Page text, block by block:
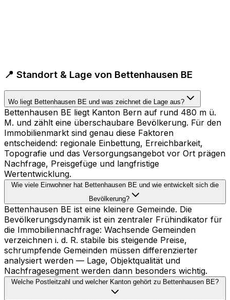
📍 Standort & Lage von Bettenhausen BE
Wo liegt Bettenhausen BE und was zeichnet die Lage aus?
Bettenhausen BE liegt Kanton Bern auf rund 480 m ü.
M. und zählt eine überschaubare Bevölkerung. Für den
Immobilienmarkt sind genau diese Faktoren
entscheidend: regionale Einbettung, Erreichbarkeit,
Topografie und das Versorgungsangebot vor Ort prägen
Nachfrage, Preisgefüge und langfristige
Wertentwicklung.
Wie viele Einwohner hat Bettenhausen BE und wie entwickelt sich die
Bevölkerung?
Bettenhausen BE ist eine kleinere Gemeinde. Die
Bevölkerungsdynamik ist ein zentraler Frühindikator für
die Immobiliennachfrage: Wachsende Gemeinden
verzeichnen i. d. R. stabile bis steigende Preise,
schrumpfende Gemeinden müssen differenzierter
analysiert werden — Lage, Objektqualität und
Nachfragesegment werden dann besonders wichtig.
Welche Postleitzahl und welcher Kanton gehört zu Bettenhausen BE?